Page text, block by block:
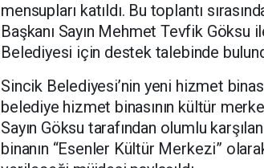
mensupları katıldı. Bu toplantı
Başkanı Sayın Mehmet Tevfik
Belediyesi için destek talebinde
Sincik Belediyesi’nin yeni hizmet
belediye hizmet binasının kültür
Sayın Göksu tarafından olumlu
binanın “Esenler Kültür Merkezi”